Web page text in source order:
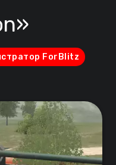
ForBlitz